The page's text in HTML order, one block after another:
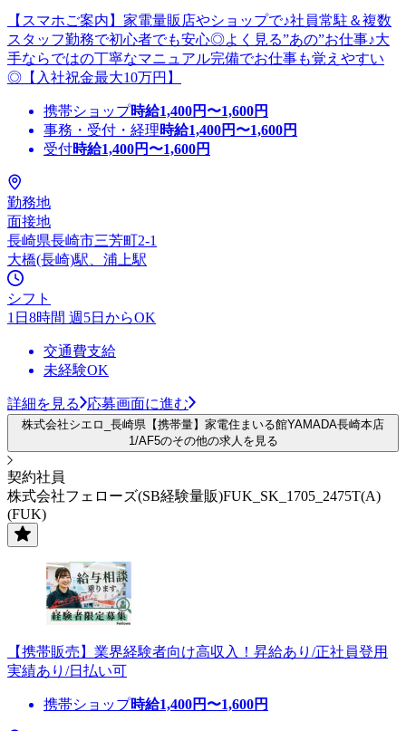
【スマホご案内】家電量販店やショップで♪社員常駐＆複数
スタッフ勤務で初心者でも安心◎よく見る”あの”お仕事♪大
手ならではの丁寧なマニュアル完備でお仕事も覚えやすい
◎【入社祝金最大10万円】
携帯ショップ時給1,400円〜1,600円
事務・受付・経理時給1,400円〜1,600円
受付時給1,400円〜1,600円
勤務地
面接地
長崎県長崎市三芳町2-1
大橋(長崎)駅、浦上駅
シフト
1日8時間 週5日からOK
交通費支給
未経験OK
詳細を見る 応募画面に進む
株式会社シエロ_長崎県【携帯量】家電住まいる館YAMADA長崎本店
1/AF5のその他の求人を見る
契約社員
株式会社フェローズ(SB経験量販)FUK_SK_1705_2475T(A)
(FUK)
【携帯販売】業界経験者向け高収入！昇給あり/正社員登用
実績あり/日払い可
携帯ショップ時給1,400円〜1,600円